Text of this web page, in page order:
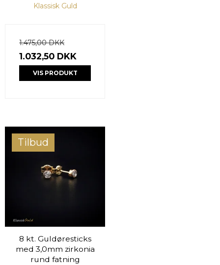
Klassisk Guld
1.475,00 DKK
1.032,50 DKK
VIS PRODUKT
Tilbud
8 kt. Guldøresticks
med 3,0mm zirkonia
rund fatning